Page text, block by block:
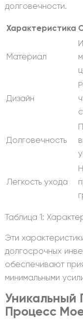
долговечности.
Характеристика
Материал
Дизайн
Долговечность
Легкость ухода
Таблица 1:
Эти
долгосрочных
обеспечивают
минимальными
Уникальный
Процесс